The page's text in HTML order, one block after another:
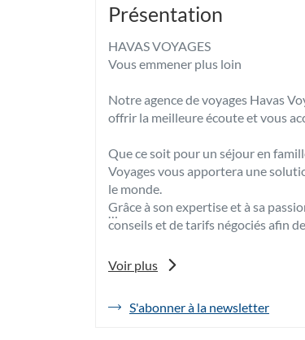
Présentation
HAVAS VOYAGES
Vous emmener plus loin
Notre agence de voyages Havas
offrir la meilleure écoute et vous
Que ce soit pour un séjour en
Voyages vous apportera une
le monde.
Grâce à son expertise et à sa
conseils et de tarifs négociés afin
Pour toutes vos envies d’évasion,
Baroeul, spécialiste du voyage sur-
A très bientôt dans notre agence
Voir plus
S'abonner à la newsletter
de